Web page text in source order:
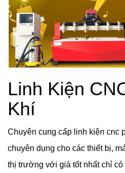
Linh Kiện
Khí
Chuyên cung cấp linh kiện cnc
chuyên dụng cho các thiết bị,
thị trường với giá tốt nhất chỉ